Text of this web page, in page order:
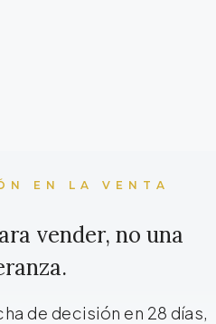
EN LA VENTA
vender, no una
de decisión en 28 días,